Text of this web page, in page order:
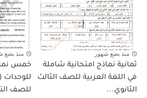
منذ بضع شهور
ثمانية نماذج امتحانية شاملة
في اللغة العربية للصف الثالث
الثانوي...
منذ بضع
خمس
للصف